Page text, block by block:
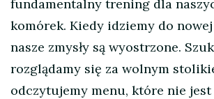
fundamentalny trening dla
komórek. Kiedy idziemy do
nasze zmysły są wyostrzone.
rozglądamy się za wolnym
odczytujemy menu, które nie jest